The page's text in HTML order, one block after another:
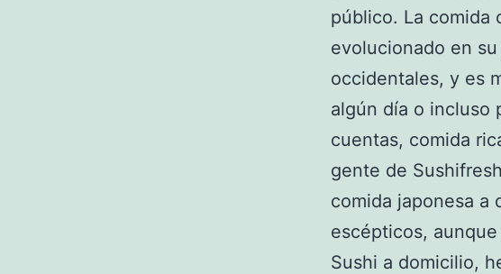
público. La comida
evolucionado en
occidentales, y es
algún día o incluso
cuentas, comida
gente de
comida japonesa a
escépticos,
Sushi a domicilio,